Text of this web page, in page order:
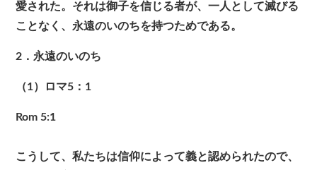
愛された。それは御子を信じる者が、一人として滅びる
ことなく、永遠のいのちを持つためである。
2．永遠のいのち
（1）ロマ5：1
Rom 5:1
こうして、私たちは信仰によって義と認められたので、